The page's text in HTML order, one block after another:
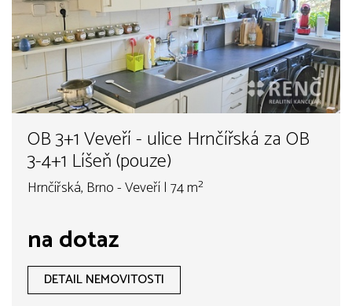
OB 3+1 Veveří - ulice Hrnčířská za OB
3-4+1 Líšeň (pouze)
Hrnčířská, Brno - Veveří | 74 m²
na dotaz
DETAIL NEMOVITOSTI